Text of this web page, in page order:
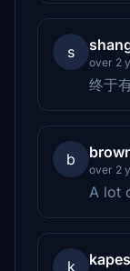
s
over 2
终于
b
over 2
A lot
k